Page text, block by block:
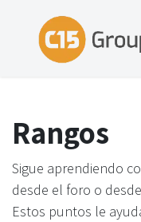
Rangos
Sigue aprendiendo
desde el foro o
Estos puntos le